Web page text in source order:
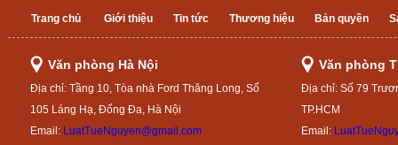
Trang chủ Giới thiệu Tin tức Thương hiệu Bản quyền
Văn phòng Hà Nội
Địa chỉ: Tầng 10, Tòa nhà Ford Thăng Long, Số
105 Láng Hạ, Đống Đa, Hà Nội
Email: LuatTueNguyen@gmail.com
Văn phòng
Địa chỉ: Số 79
TP.HCM
Email: